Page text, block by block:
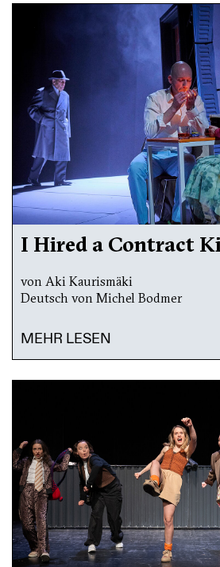
I Hired a Contract
von Aki Kaurismäki
Deutsch von Michel Bodmer
MEHR LESEN